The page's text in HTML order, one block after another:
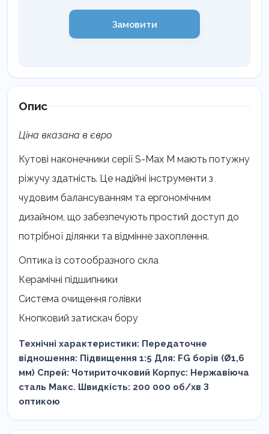
Замовити
Опис
Ціна вказана в євро
Кутові наконечники серії S-Max M мають потужну
ріжучу здатність. Це надійні інструменти з
чудовим балансуванням та ергономічним
дизайном, що забезпечують простий доступ до
потрібної ділянки та відмінне захоплення.
Оптика із сотообразного скла
Керамічні підшипники
Система очищення голівки
Кнопковий затискач бору
Технічні характеристики: Передаточне
відношення: Підвищення 1:5 Для: FG борів (Ø1,6
мм) Спрей: Чотириточковий Корпус: Нержавіюча
сталь Макс. Швидкість: 200 000 об/хв З
оптикою